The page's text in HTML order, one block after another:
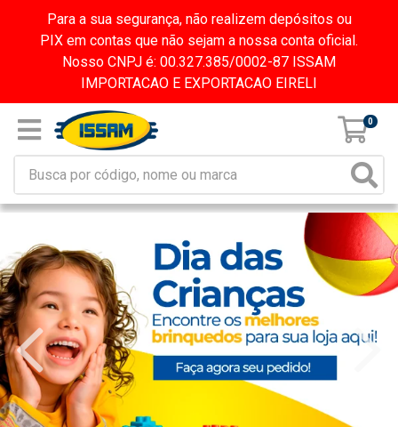
Para a sua segurança, não realizem depósitos ou
PIX em contas que não sejam a nossa conta oficial.
Nosso CNPJ é: 00.327.385/0002-87 ISSAM
IMPORTACAO E EXPORTACAO EIRELI
0